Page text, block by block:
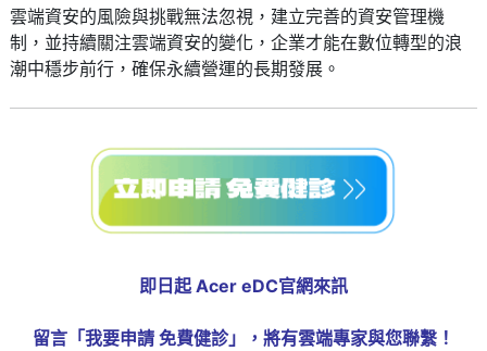
雲端資安的風險與挑戰無法忽視，建立完善的資安管理機
制，並持續關注雲端資安的變化，企業才能在數位轉型的浪
潮中穩步前行，確保永續營運的長期發展。
即日起 Acer eDC官網來訊
留言「我要申請 免費健診」，將有雲端專家與您聯繫！